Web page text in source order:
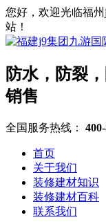
您好，欢迎光临福
站！
防水，防裂
销售
全国服务热线：
首页
关于我们
装修建材知识
装修建材百科
联系我们